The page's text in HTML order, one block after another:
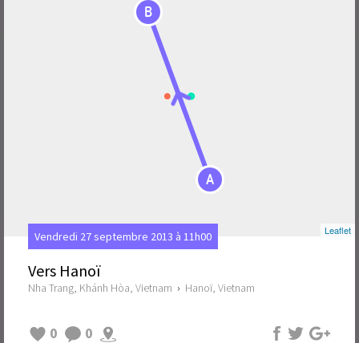
A
B
Leaflet
Vendredi 27 septembre 2013 à 11h00
Vers Hanoï
Nha Trang, Khánh Hòa, Vietnam › Hanoï, Vietnam
0 0